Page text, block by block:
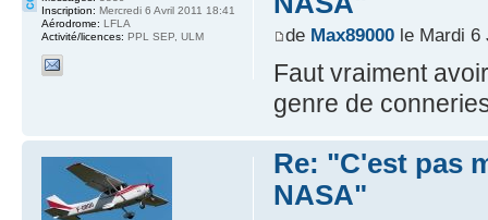
de Max89000le Mardi 6
Faut vraiment
genre de
Inscription: Mercredi 6 Avril 2011 18:41
Aérodrome: LFLA
Activité/licences: PPL SEP, ULM
Re: "C'est pas
NASA"